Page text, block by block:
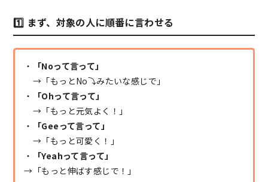
1️⃣ まず、対象の人に順番に言わせる
・
「Noって言って」
→「もっとNo⤵️みたいな感じで」
・
「Ohって言って」
→「もっと元気よく！」
・
「Geeって言って」
→「もっと可愛く！」
・
「Yeahって言って」
→「もっと伸ばす感じで！」